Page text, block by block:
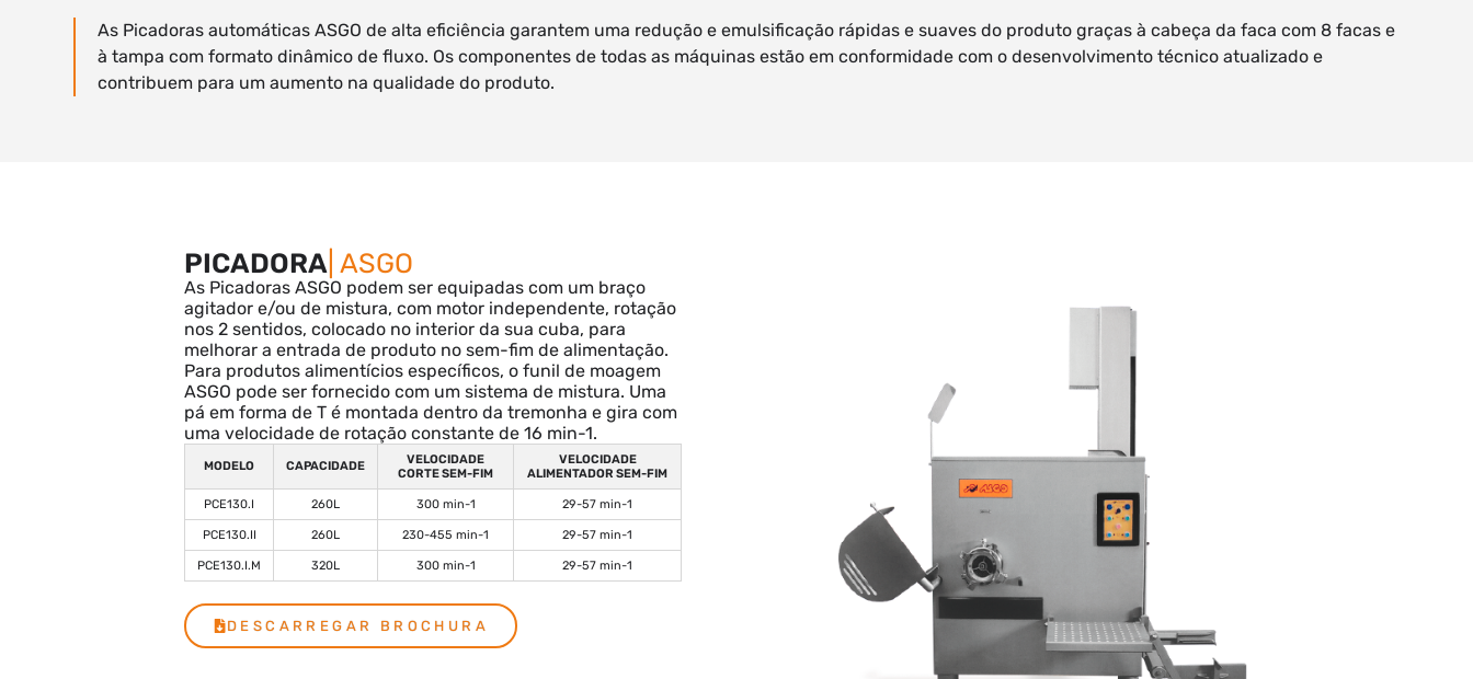
As Picadoras automáticas ASGO de alta eficiência garantem uma redução e emulsificação rápidas e suaves do produto graças à cabeça da faca com 8 facas e
à tampa com formato dinâmico de fluxo. Os componentes de todas as máquinas estão em conformidade com o desenvolvimento técnico atualizado e
contribuem para um aumento na qualidade do produto.
PICADORA | ASGO
As Picadoras ASGO podem ser equipadas com um braço
agitador e/ou de mistura, com motor independente, rotação
nos 2 sentidos, colocado no interior da sua cuba, para
melhorar a entrada de produto no sem-fim de alimentação.
Para produtos alimentícios específicos, o funil de moagem
ASGO pode ser fornecido com um sistema de mistura. Uma
pá em forma de T é montada dentro da tremonha e gira com
uma velocidade de rotação constante de 16 min-1.
MODELO CAPACIDADE
VELOCIDADE
CORTE SEM-FIM
VELOCIDADE
ALIMENTADOR SEM-FIM
PCE130.I 260L 300 min-1 29-57 min-1
PCE130.II 260L 230-455 min-1 29-57 min-1
PCE130.I.M 320L 300 min-1 29-57 min-1
DESCARREGAR BROCHURA